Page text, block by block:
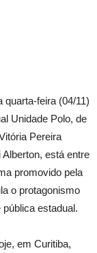
quarta-feira (04/11)
Unidade Polo, de
Pereira
está entre
promovido pela
o protagonismo
estadual.
em Curitiba,